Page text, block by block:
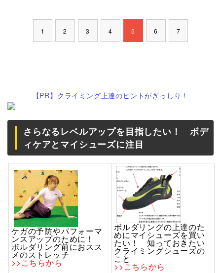
1 2 3 4 5 6 7
【PR】クライミング上達のヒントがぎっしり！
さらなるレベルアップを目指したい！ ボデ
ィケアとマイシューズに注目
ケガの予防やパフォーマ
ンスアップのために！
ボルダリング前におスス
メのストレッチ
>>こちらから
ボルダリングの上達のた
めにマイシューズを買い
たい！ 知っておきたい
クライミングシューズの
こと
>>こちらから